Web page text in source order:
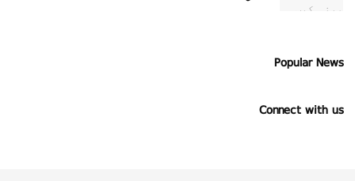
Popular News
Connect with us